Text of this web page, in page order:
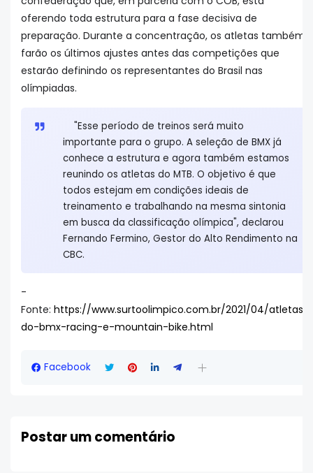
oferendo toda estrutura para a fase decisiva de
preparação. Durante a concentração, os atletas também
farão os últimos ajustes antes das competições que
estarão definindo os representantes do Brasil nas
olímpiadas.
"Esse período de treinos será muito
importante para o grupo. A seleção de BMX já
conhece a estrutura e agora também estamos
reunindo os atletas do MTB. O objetivo é que
todos estejam em condições ideais de
treinamento e trabalhando na mesma sintonia
em busca da classificação olímpica", declarou
Fernando Fermino, Gestor do Alto Rendimento na
CBC.
-
Fonte: https://www.surtoolimpico.com.br/2021/04/atletas-
do-bmx-racing-e-mountain-bike.html
Facebook
Postar um comentário